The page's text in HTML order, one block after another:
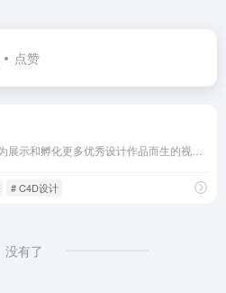
点赞
# C4D设计
没有了